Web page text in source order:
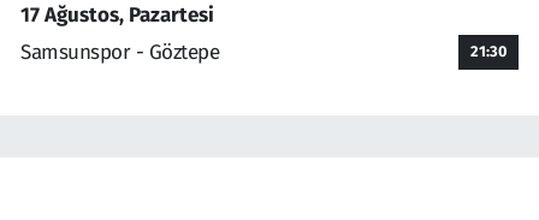
17 Ağustos, Pazartesi
Samsunspor - Göztepe
21:30